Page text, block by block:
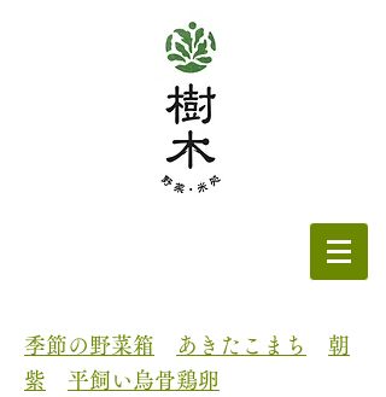
季節の野菜箱​ あきたこまち
朝
紫
平飼い烏骨鶏卵